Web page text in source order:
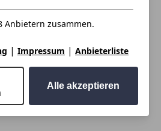
Anbietern zusammen.
| Impressum | Anbieterliste
Alle akzeptieren